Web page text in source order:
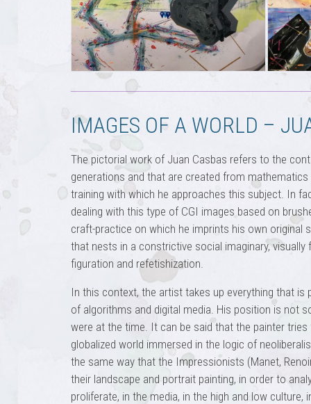
IMAGES OF A WORLD –
The pictorial work of Juan Casbas refers to the
generations and that are created from
training with which he approaches this subject. In
dealing with this type of CGI images based on
craft-practice on which he imprints his own
that nests in a constrictive social imaginary,
figuration and refetishization.
In this context, the artist takes up everything that
of algorithms and digital media. His position is not
were at the time. It can be said that the painter
globalized world immersed in the logic of
the same way that the Impressionists (Manet,
their landscape and portrait painting, in order to
proliferate, in the media, in the high and low